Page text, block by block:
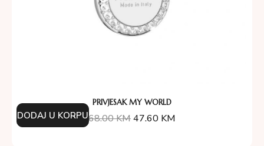
PRIVJESAK MY WORLD
68.00KM47.60 KM
DODAJ U KORPU